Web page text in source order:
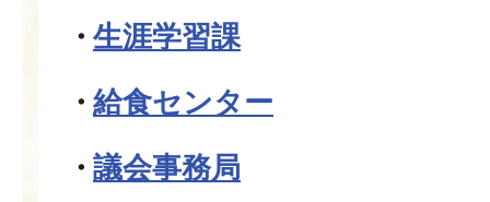
生涯学習課
給食センター
議会事務局